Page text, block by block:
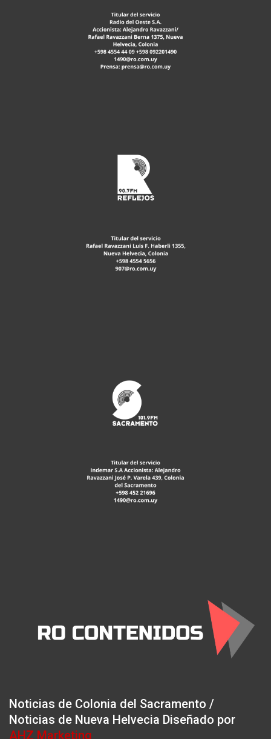
Noticias de Colonia del Sacramento /
Noticias de Nueva Helvecia Diseñado por
AHZ Marketing